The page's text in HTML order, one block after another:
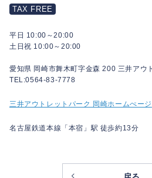
TAX FREE
平日 10:00～20:00
土日祝 10:00～20:00
愛知県 岡崎市舞木町字金森 200 三井アウ
TEL:0564-83-7778
三井アウトレットパーク 岡崎ホームぺージ
名古屋鉄道本線「本宿」駅 徒歩約13分